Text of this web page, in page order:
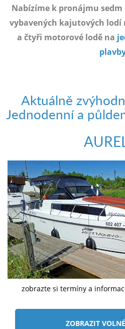
Nabízíme k pronájmu
vybavených kajutových lodí
a čtyři motorové lodě na
Aktuálně
Jednodenní a
zobrazte si termíny a
ZOBRAZIT
mailem.
objednat
poukaz